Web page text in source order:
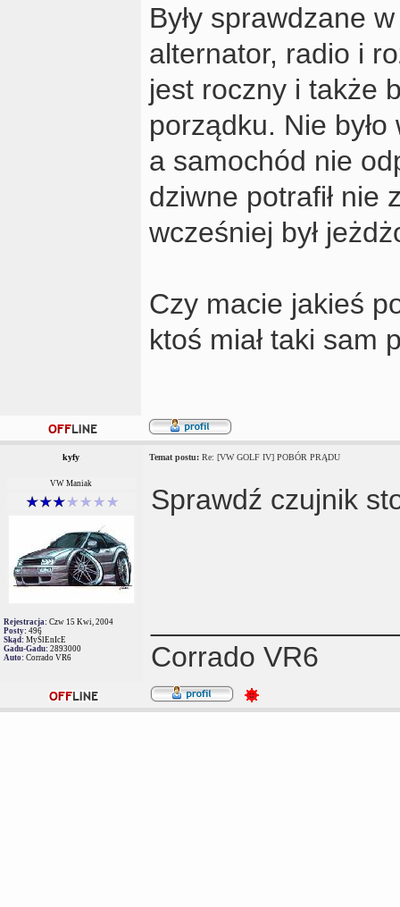
Były sprawdzane
alternator, radio i
jest roczny i także
porządku. Nie
a samochód nie
dziwne potrafił nie
wcześniej był
Czy macie jakieś
ktoś miał taki sam
kyfy Temat postu: Re: [VW GOLF IV] POBÓR PRĄDU
VW Maniak
Rejestracja: Czw 15 Kwi, 2004
Posty: 496
Skąd: MyŚlEnIcE
Gadu-Gadu: 2893000
Auto: Corrado VR6
Sprawdź czujnik
Corrado VR6